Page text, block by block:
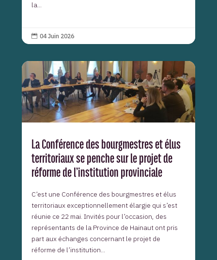
la...
 04 Juin 2026
La Conférence des bourgmestres et élus
territoriaux se penche sur le projet de
réforme de l’institution provinciale
C’est une Conférence des bourgmestres et élus
territoriaux exceptionnellement élargie qui s’est
réunie ce 22 mai. Invités pour l’occasion, des
représentants de la Province de Hainaut ont pris
part aux échanges concernant le projet de
réforme de l’institution...